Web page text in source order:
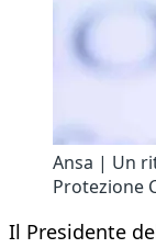
Ansa | Un
Protezione
Il Presidente